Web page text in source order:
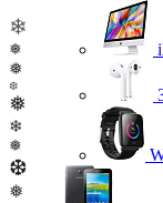
❄
❅
❅
❆
❅
❄
❅
❆
❅